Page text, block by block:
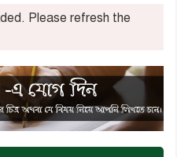
Please refresh the